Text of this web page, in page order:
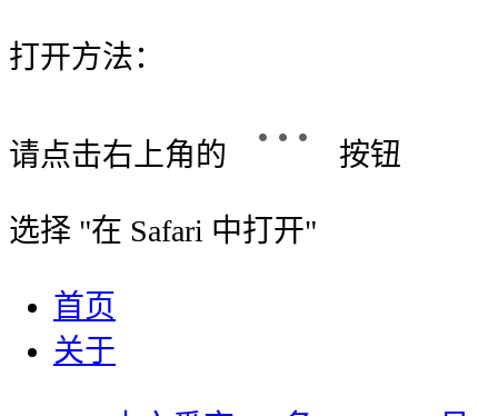
打开方法：
请点击右上角的 按钮
选择 "在 Safari 中打开"
首页
关于